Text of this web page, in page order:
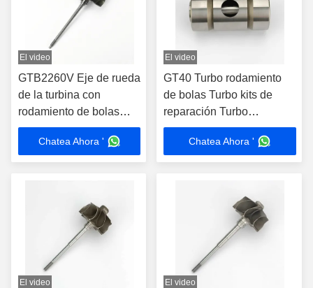
El video
GTB2260V Eje de rueda
de la turbina con
rodamiento de bolas
para 794877-0004
794877-0006 777853-
0005 777853-0006
Chatea Ahora '
El video
GT40 Turbo rodamiento
de bolas Turbo kits de
reparación Turbo
reconstruir kits Turbo kits
Chatea Ahora '
El video El video